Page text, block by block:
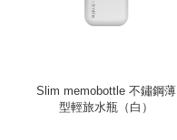
Slim memobottle 不鏽鋼薄
型輕旅水瓶（白）